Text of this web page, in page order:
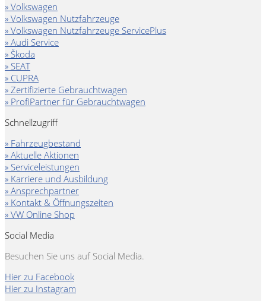
» Volkswagen
» Volkswagen Nutzfahrzeuge
» Volkswagen Nutzfahrzeuge ServicePlus
» Audi Service
» Škoda
» SEAT
» CUPRA
» Zertifizierte Gebrauchtwagen
» ProfiPartner für Gebrauchtwagen
Schnellzugriff
» Fahrzeugbestand
» Aktuelle Aktionen
» Serviceleistungen
» Karriere und Ausbildung
» Ansprechpartner
» Kontakt & Öffnungszeiten
» VW Online Shop
Social Media
Besuchen Sie uns auf Social Media.
Hier zu Facebook
Hier zu Instagram